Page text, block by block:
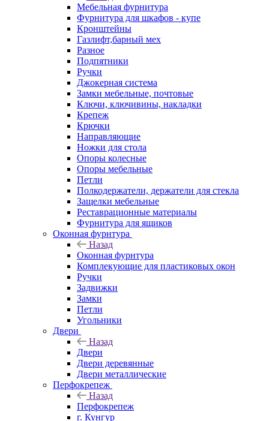
Мебельная фурнитура
Фурнитура для шкафов - купе
Кронштейны
Газлифт,барный мех
Разное
Подпятники
Ручки
Джокерная система
Замки мебельные, почтовые
Ключи, ключивины, накладки
Крепеж
Крючки
Направляющие
Ножки для стола
Опоры колесные
Опоры мебельные
Петли
Полкодержатели, держатели для стекла
Защелки мебельные
Реставрационные материалы
Фурнитура для ящиков
Оконная фурнтура
Назад
Оконная фурнтура
Комплекующие для пластиковых окон
Ручки
Задвижки
Замки
Петли
Угольники
Двери
Назад
Двери
Двери деревянные
Двери металлические
Перфокрепеж
Назад
Перфокрепеж
г. Кунгур